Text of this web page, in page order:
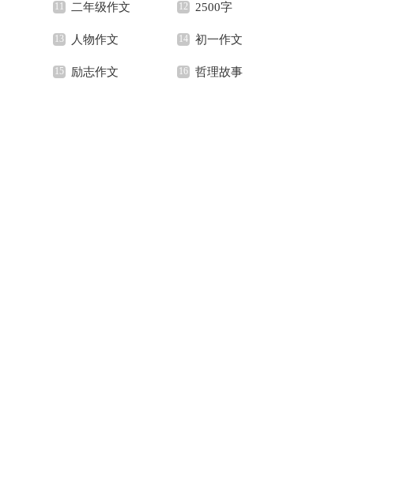
五篇 作文200字合集8篇
二年级作文 2500字
人物作文 初一作文
励志作文 哲理故事